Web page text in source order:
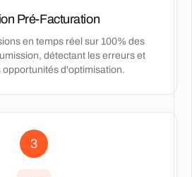
Pré-Facturation
en temps réel sur 100% des
détectant les erreurs et
opportunités d'optimisation.
3